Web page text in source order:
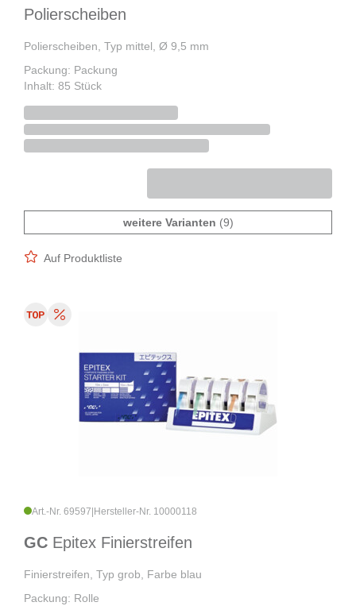
Polierscheiben
Polierscheiben, Typ mittel, Ø 9,5 mm
Packung: Packung
Inhalt: 85 Stück
weitere Varianten (9)
Auf Produktliste
Art.-Nr. 69597 Hersteller-Nr. 10000118
GC Epitex Finierstreifen
Finierstreifen, Typ grob, Farbe blau
Packung: Rolle